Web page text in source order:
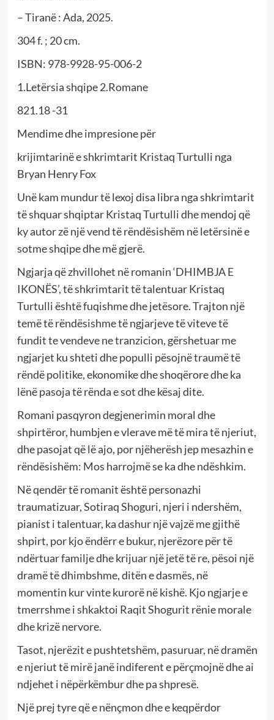
– Tiranë : Ada, 2025.
304 f. ; 20 cm.
ISBN: 978-9928-95-006-2
1.Letërsia shqipe 2.Romane
821.18 -31
Mendime dhe impresione për
krijimtarinë e shkrimtarit Kristaq Turtulli nga
Bryan Henry Fox
Unë kam mundur të lexoj disa libra nga shkrimtarit
të shquar shqiptar Kristaq Turtulli dhe mendoj që
ky autor zë një vend të rëndësishëm në letërsinë e
sotme shqipe dhe më gjerë.
Ngjarja që zhvillohet në romanin ‘DHIMBJA E
IKONËS’, të shkrimtarit të talentuar Kristaq
Turtulli është fuqishme dhe jetësore. Trajton një
temë të rëndësishme të ngjarjeve të viteve të
fundit te vendeve ne tranzicion, gërshetuar me
ngjarjet ku shteti dhe populli pësojnë traumë të
rëndë politike, ekonomike dhe shoqërore dhe ka
lënë pasoja të rënda e sot dhe kësaj dite.
Romani pasqyron degjenerimin moral dhe
shpirtëror, humbjen e vlerave më të mira të njeriut,
dhe pasojat që lë ajo, por njëherësh jep mesazhin e
rëndësishëm: Mos harrojmë se ka dhe ndëshkim.
Në qendër të romanit është personazhi
traumatizuar, Sotiraq Shoguri, njeri i ndershëm,
pianist i talentuar, ka dashur një vajzë me gjithë
shpirt, por kjo ëndërr e bukur, njerëzore për të
ndërtuar familje dhe krijuar një jetë të re, pësoi një
dramë të dhimbshme, ditën e dasmës, në
momentin kur vinte kurorë në kishë. Kjo ngjarje e
tmerrshme i shkaktoi Raqit Shogurit rënie morale
dhe krizë nervore.
Tasot, njerëzit e pushtetshëm, pasuruar, në dramën
e njeriut të mirë janë indiferent e përçmojnë dhe ai
ndjehet i nëpërkëmbur dhe pa shpresë.
Një prej tyre që e nënçmon dhe e keqpërdor